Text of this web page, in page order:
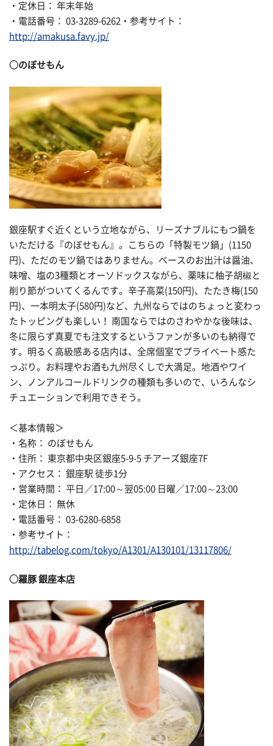
・定休日： 年末年始
・電話番号： 03-3289-6262・参考サイト：
http://amakusa.favy.jp/
○のぼせもん
銀座駅すぐ近くという立地ながら、リーズナブルにもつ鍋を
いただける『のぼせもん』。こちらの「特製モツ鍋」(1150
円)、ただのモツ鍋ではありません。ベースのお出汁は醤油、
味噌、塩の3種類とオーソドックスながら、薬味に柚子胡椒と
削り節がついてくるんです。辛子高菜(150円)、たたき梅(150
円)、一本明太子(580円)など、九州ならではのちょっと変わっ
たトッピングも楽しい！ 南国ならではのさわやかな後味は、
冬に限らず真夏でも注文するというファンが多いのも納得で
す。明るく高級感ある店内は、全席個室でプライベート感た
っぷり。お料理やお酒も九州尽くしで大満足。地酒やワイ
ン、ノンアルコールドリンクの種類も多いので、いろんなシ
チュエーションで利用できそう。
＜基本情報＞
・名称： のぼせもん
・住所： 東京都中央区銀座5-9-5 チアーズ銀座7F
・アクセス： 銀座駅 徒歩1分
・営業時間： 平日／17:00～翌05:00 日曜／17:00～23:00
・定休日： 無休
・電話番号： 03-6280-6858
・参考サイト：
http://tabelog.com/tokyo/A1301/A130101/13117806/
○羅豚 銀座本店